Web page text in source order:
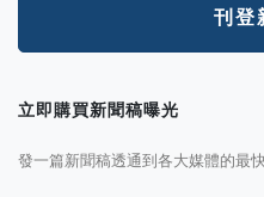
刊登
立即購買新聞稿曝光
發一篇新聞稿透通到各大媒體的最